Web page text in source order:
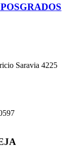
Saravia 4225